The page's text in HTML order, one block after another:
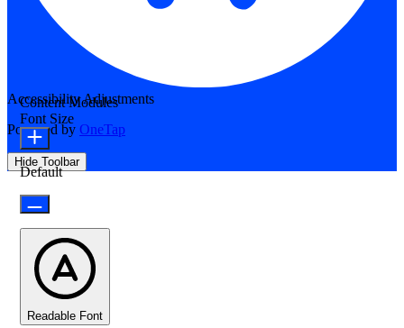
Accessibility Adjustments
Powered by OneTap
Hide Toolbar
Content Modules
Font Size
Default
Readable Font